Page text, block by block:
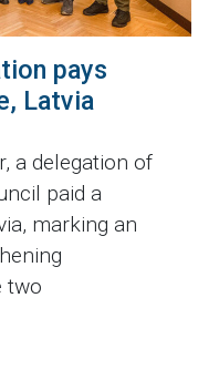
pays
Latvia
a delegation of
paid a
marking an
two